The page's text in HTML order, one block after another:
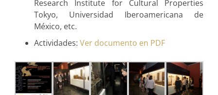
Research Institute for Cultural Properties
Tokyo, Universidad Iberoamericana de
México, etc.
Actividades: Ver documento en PDF